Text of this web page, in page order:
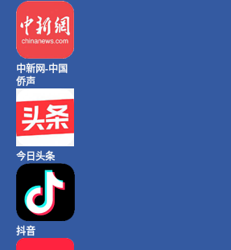
中新网-中国
侨声
今日头条
抖音